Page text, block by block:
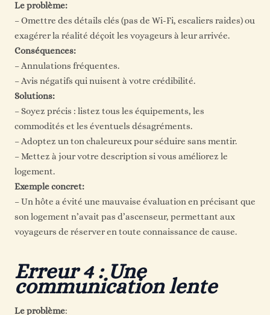
Le problème:
– Omettre des détails clés (pas de Wi-Fi, escaliers raides) ou
exagérer la réalité déçoit les voyageurs à leur arrivée.
Conséquences:
– Annulations fréquentes.
– Avis négatifs qui nuisent à votre crédibilité.
Solutions:
– Soyez précis : listez tous les équipements, les
commodités et les éventuels désagréments.
– Adoptez un ton chaleureux pour séduire sans mentir.
– Mettez à jour votre description si vous améliorez le
logement.
Exemple concret:
– Un hôte a évité une mauvaise évaluation en précisant que
son logement n’avait pas d’ascenseur, permettant aux
voyageurs de réserver en toute connaissance de cause.
Erreur 4 : Une
communication lente
Le problème: